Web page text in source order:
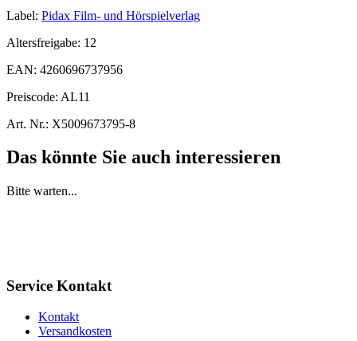
Label: Pidax Film- und Hörspielverlag
Altersfreigabe: 12
EAN: 4260696737956
Preiscode: AL11
Art. Nr.: X5009673795-8
Das könnte Sie auch interessieren
Bitte warten...
Service Kontakt
Kontakt
Versandkosten